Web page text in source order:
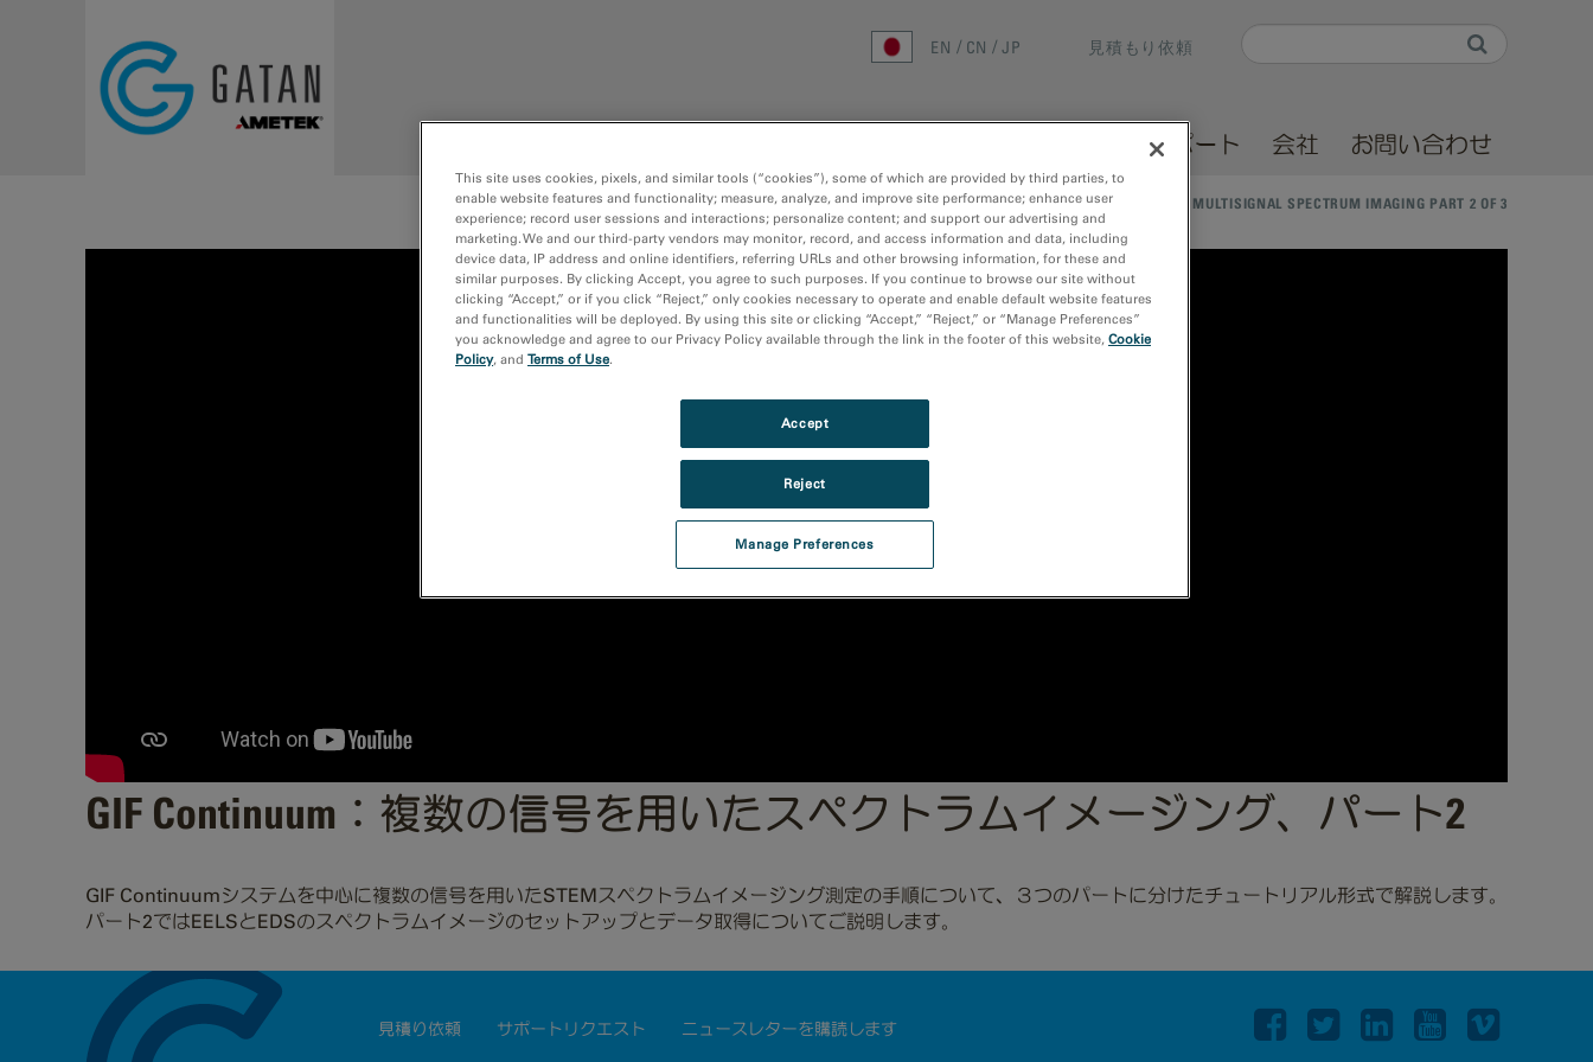
Search form
EN CN JP 見積もり依頼
サポート 会社 お問い合わせ
ホーム/メディアライブラリ/GIF CONTINUUM: MULTISIGNAL SPECTRUM IMAGING PART 2 OF 3
GIF Continuum：複数の信号を用いたスペクトラムイメージング、パート2
GIF Continuumシステムを中心に複数の信号を用いたSTEMスペクトラムイメージング測定の手順について、３つのパートに分けたチュートリアル形式で解説します。
パート2ではEELSとEDSのスペクトラムイメージのセットアップとデータ取得についてご説明します。
見積り依頼 サポートリクエスト ニュースレターを購読します
This site uses cookies, pixels, and similar tools (“cookies”), some of which are provided by third parties, to
enable website features and functionality; measure, analyze, and improve site performance; enhance user
experience; record user sessions and interactions; personalize content; and support our advertising and
marketing. We and our third-party vendors may monitor, record, and access information and data, including
device data, IP address and online identifiers, referring URLs and other browsing information, for these and
similar purposes. By clicking Accept, you agree to such purposes. If you continue to browse our site without
clicking “Accept,” or if you click “Reject,” only cookies necessary to operate and enable default website features
and functionalities will be deployed. By using this site or clicking “Accept,” “Reject,” or “Manage Preferences”
you acknowledge and agree to our Privacy Policy available through the link in the footer of this website, Cookie
Policy, and Terms of Use.
Manage Preferences
Reject
Accept